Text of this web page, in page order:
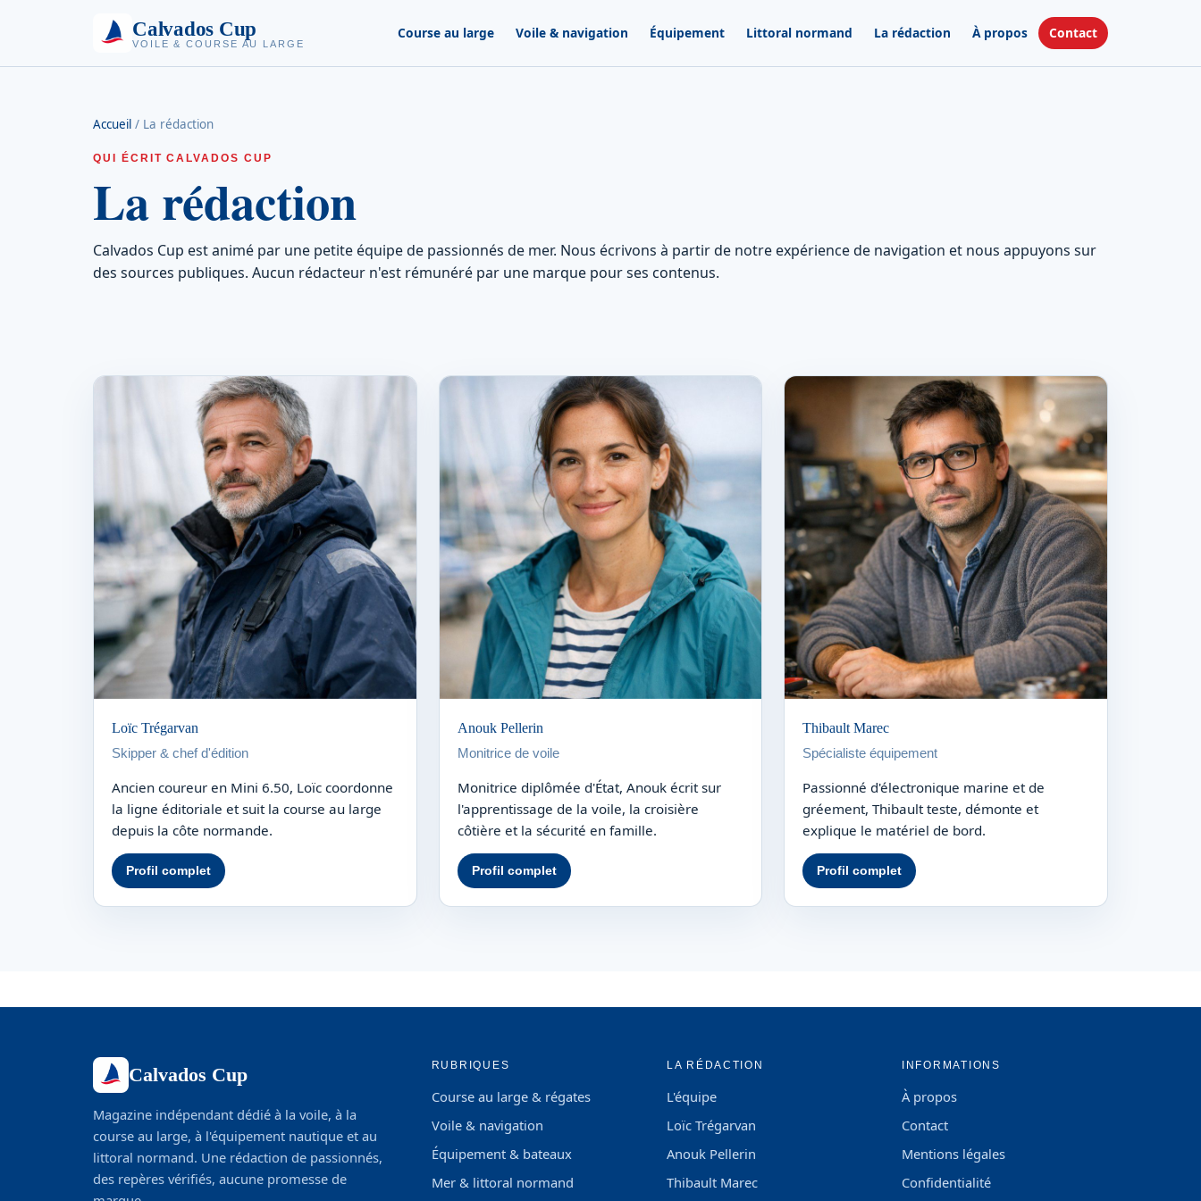
Calvados Cup
VOILE & COURSE AU LARGE
Course au large Voile & navigation Équipement Littoral normand La rédaction À propos Contact
Accueil / La rédaction
QUI ÉCRIT CALVADOS CUP
La rédaction
Calvados Cup est animé par une petite équipe de passionnés de mer. Nous écrivons à partir de notre expérience de navigation et nous appuyons sur
des sources publiques. Aucun rédacteur n'est rémunéré par une marque pour ses contenus.
Loïc Trégarvan
Skipper & chef d'édition
Ancien coureur en Mini 6.50, Loïc coordonne
la ligne éditoriale et suit la course au large
depuis la côte normande.
Profil complet
Anouk Pellerin
Monitrice de voile
Monitrice diplômée d'État, Anouk écrit sur
l'apprentissage de la voile, la croisière
côtière et la sécurité en famille.
Profil complet
Thibault Marec
Spécialiste équipement
Passionné d'électronique marine et de
gréement, Thibault teste, démonte et
explique le matériel de bord.
Profil complet
Calvados Cup
Magazine indépendant dédié à la voile, à la
course au large, à l'équipement nautique et au
littoral normand. Une rédaction de passionnés,
des repères vérifiés, aucune promesse de
RUBRIQUES
Course au large & régates
Voile & navigation
Équipement & bateaux
Mer & littoral normand
LA RÉDACTION
L'équipe
Loïc Trégarvan
Anouk Pellerin
Thibault Marec
INFORMATIONS
À propos
Contact
Mentions légales
Confidentialité